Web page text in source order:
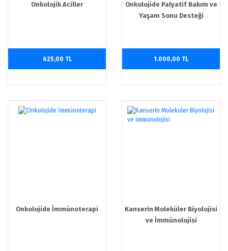
Onkolojik Aciller
625,00 TL
Onkolojide Palyatif Bakım ve
Yaşam Sonu Desteği
1.000,00 TL
Onkolojide İmmünoterapi
Kanserin Moleküler Biyolojisi
ve İmmünolojisi